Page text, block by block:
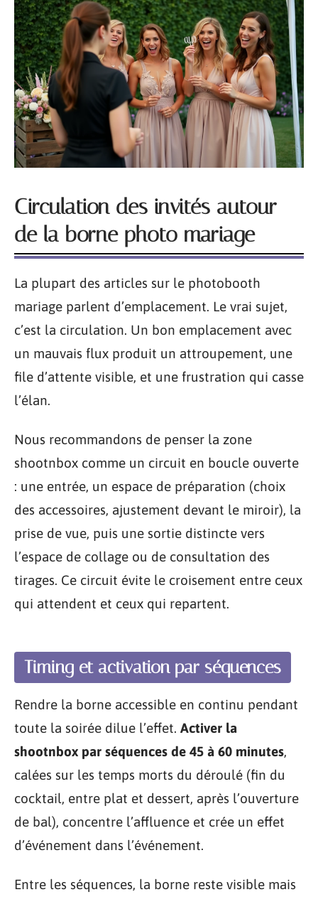
Circulation des invités autour
de la borne photo mariage
La plupart des articles sur le photobooth
mariage parlent d’emplacement. Le vrai sujet,
c’est la circulation. Un bon emplacement avec
un mauvais flux produit un attroupement, une
file d’attente visible, et une frustration qui casse
l’élan.
Nous recommandons de penser la zone
shootnbox comme un circuit en boucle ouverte
: une entrée, un espace de préparation (choix
des accessoires, ajustement devant le miroir), la
prise de vue, puis une sortie distincte vers
l’espace de collage ou de consultation des
tirages. Ce circuit évite le croisement entre ceux
qui attendent et ceux qui repartent.
Timing et activation par séquences
Rendre la borne accessible en continu pendant
toute la soirée dilue l’effet. Activer la
shootnbox par séquences de 45 à 60 minutes,
calées sur les temps morts du déroulé (fin du
cocktail, entre plat et dessert, après l’ouverture
de bal), concentre l’affluence et crée un effet
d’événement dans l’événement.
Entre les séquences, la borne reste visible mais